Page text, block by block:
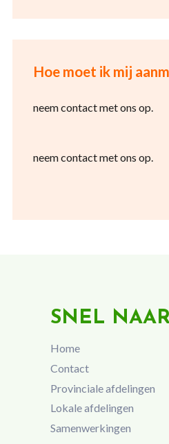
Hoe moet ik mij
neem contact met ons op.
neem contact met ons op.
SNEL
Home
Contact
Provinciale afdelingen
Lokale afdelingen
Samenwerkingen